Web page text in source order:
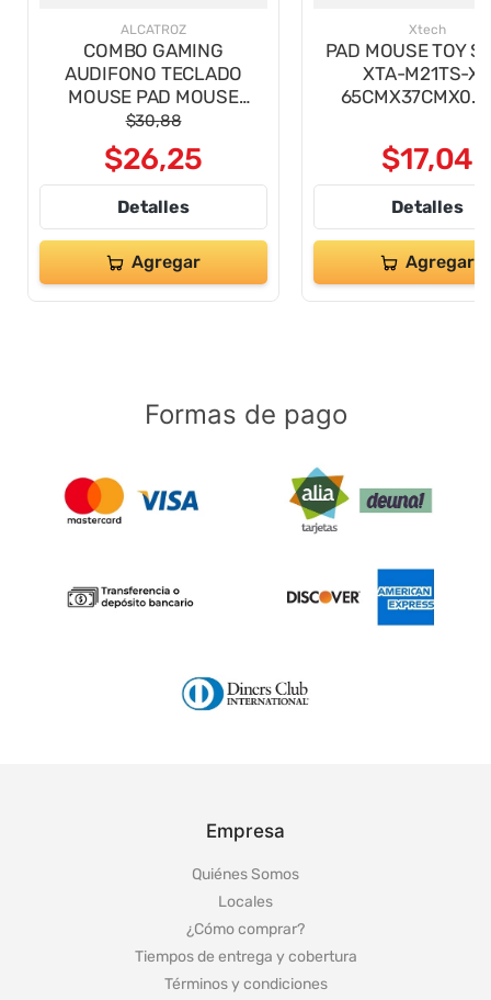
ALCATROZ
COMBO GAMING
AUDIFONO TECLADO
MOUSE PAD MOUSE
XCRAFT BASECAMP 4 EN 1
$30,88
$26,25
Detalles
Agregar
Xtech
PAD MOUSE TOY
XTA-M21TS-XL
$17,04
Detalles
Agregar
Formas de pago
Empresa
Quiénes Somos
Locales
¿Cómo comprar?
Tiempos de entrega y cobertura
Términos y condiciones